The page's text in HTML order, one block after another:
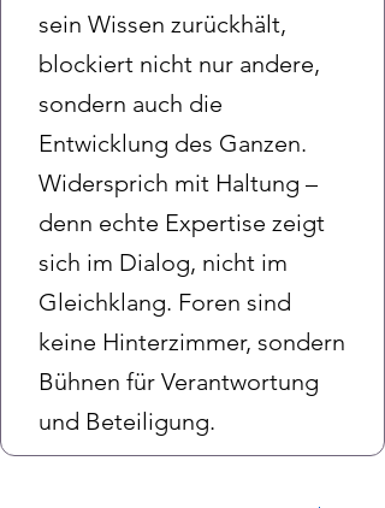
sein Wissen zurückhält,
blockiert nicht nur andere,
sondern auch die
Entwicklung des Ganzen.
Widersprich mit Haltung –
denn echte Expertise zeigt
sich im Dialog, nicht im
Gleichklang. Foren sind
keine Hinterzimmer, sondern
Bühnen für Verantwortung
und Beteiligung.